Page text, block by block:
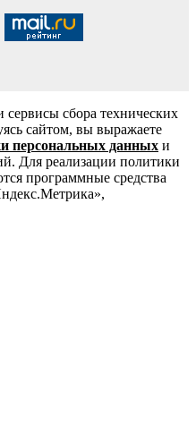
сбора технических
сайтом, вы выражаете
персональных данных и
Для реализации политики
программные средства